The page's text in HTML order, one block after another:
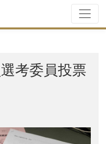
考委員投票